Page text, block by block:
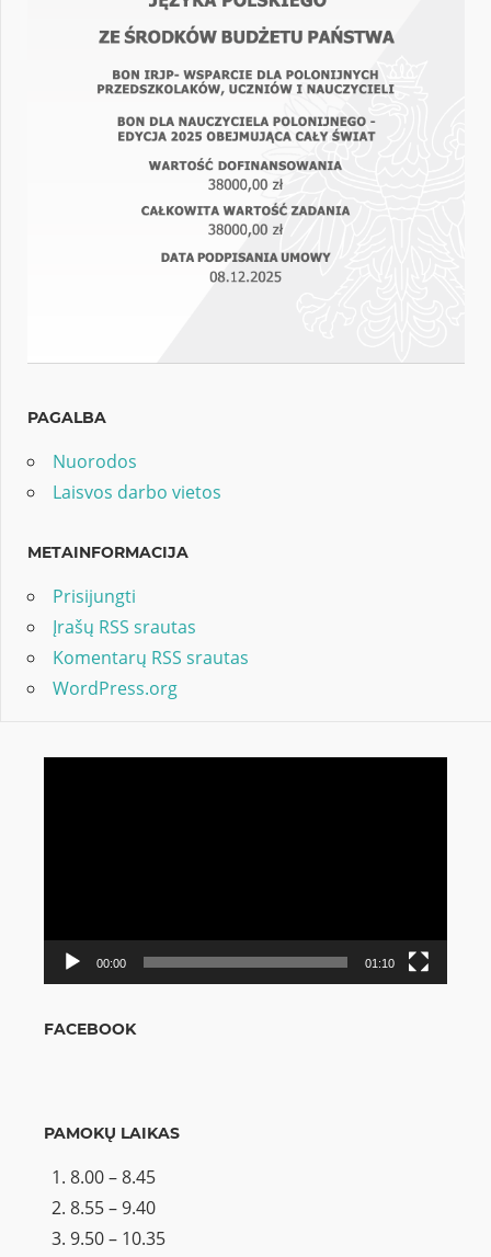
PAGALBA
Nuorodos
Laisvos darbo vietos
METAINFORMACIJA
Prisijungti
Įrašų RSS srautas
Komentarų RSS srautas
WordPress.org
00:00 01:10
FACEBOOK
PAMOKŲ LAIKAS
8.00 – 8.45
8.55 – 9.40
9.50 – 10.35